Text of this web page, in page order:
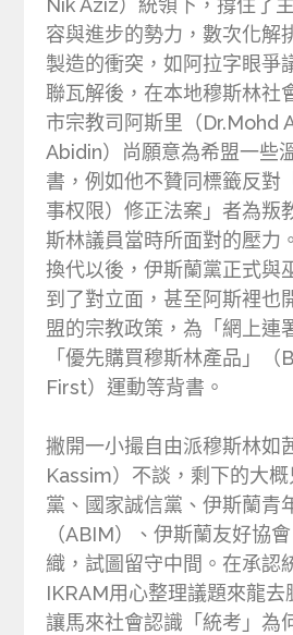
容與進步的勢力，數次化解
製造的衝突，如阿拉字眼爭
聯瓦解後，在本地穆斯林社
市宗教司阿斯里（Dr.Mohd
Abidin）尚願意為希盟一些
書，例如他不贊同標籤反對
事权限）修正法案」者為叛
斯林議員當時所面對的壓力
換代以後，伊斯蘭黨正式與
到了對立面，甚至阿斯裡也
盟的宗教政策，為「網上連
「優先購買穆斯林產品」
First）運動等背書。
撇開一小撮自由派穆斯林如
Kassim）不談，剩下的大
黨、國家誠信黨、伊斯蘭青
（ABIM）、伊斯蘭友好協
織，試圖留守中間。在承認
IKRAM用心整理議題來龍去
讓馬來社會認識「統考」為